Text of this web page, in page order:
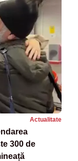
Actualitate
300 de